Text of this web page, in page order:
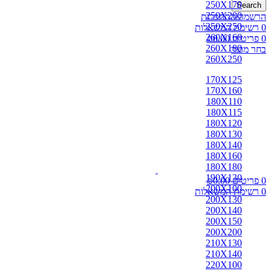
Search
הרשמה/התחברות
0 רשימת המשאלות
0 פריטים ₪0.00
בחר מוצר
0 פריטים ₪0.00
0 רשימת המשאלות
250X170
250X200
250X250
260X160
260X180
260X250
170X125
170X160
180X110
180X115
180X120
180X130
180X140
180X160
180X180
190X130
200X100
200X130
200X140
200X150
200X200
210X130
210X140
220X100